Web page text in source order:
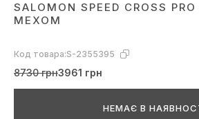
SALOMON SPEED CROSS
МЕХОМ
Код товара:S-2355395
8730 грн3961 грн
НЕМАЄ В